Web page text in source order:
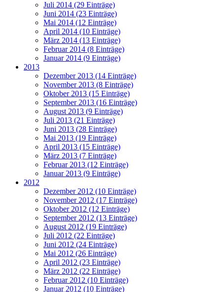
Juli 2014 (29 Einträge)
Juni 2014 (23 Einträge)
Mai 2014 (12 Einträge)
April 2014 (10 Einträge)
März 2014 (13 Einträge)
Februar 2014 (8 Einträge)
Januar 2014 (9 Einträge)
2013
Dezember 2013 (14 Einträge)
November 2013 (8 Einträge)
Oktober 2013 (15 Einträge)
September 2013 (16 Einträge)
August 2013 (9 Einträge)
Juli 2013 (21 Einträge)
Juni 2013 (28 Einträge)
Mai 2013 (19 Einträge)
April 2013 (15 Einträge)
März 2013 (7 Einträge)
Februar 2013 (12 Einträge)
Januar 2013 (9 Einträge)
2012
Dezember 2012 (10 Einträge)
November 2012 (17 Einträge)
Oktober 2012 (12 Einträge)
September 2012 (13 Einträge)
August 2012 (19 Einträge)
Juli 2012 (22 Einträge)
Juni 2012 (24 Einträge)
Mai 2012 (26 Einträge)
April 2012 (23 Einträge)
März 2012 (22 Einträge)
Februar 2012 (10 Einträge)
Januar 2012 (10 Einträge)